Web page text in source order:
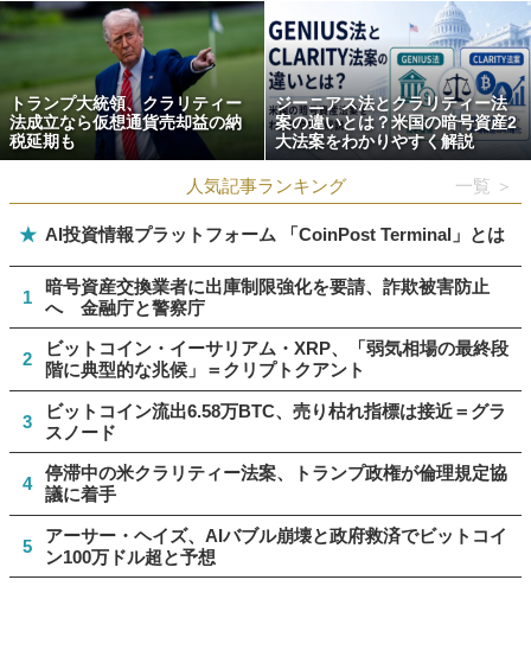
トランプ大統領、クラリティー
法成立なら仮想通貨売却益の納
税延期も
ジーニアス法とクラリティー法
案の違いとは？米国の暗号資産2
大法案をわかりやすく解説
人気記事ランキング 一覧 ＞
★ AI投資情報プラットフォーム 「CoinPost Terminal」とは
1
暗号資産交換業者に出庫制限強化を要請、詐欺被害防止
へ 金融庁と警察庁
2
ビットコイン・イーサリアム・XRP、「弱気相場の最終段
階に典型的な兆候」＝クリプトクアント
3
ビットコイン流出6.58万BTC、売り枯れ指標は接近＝グラ
スノード
4
停滞中の米クラリティー法案、トランプ政権が倫理規定協
議に着手
5
アーサー・ヘイズ、AIバブル崩壊と政府救済でビットコイ
ン100万ドル超と予想